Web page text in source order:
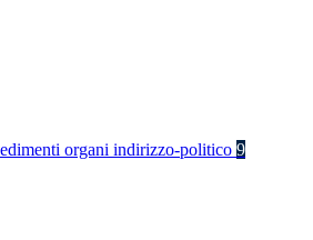
organi indirizzo-politico 9